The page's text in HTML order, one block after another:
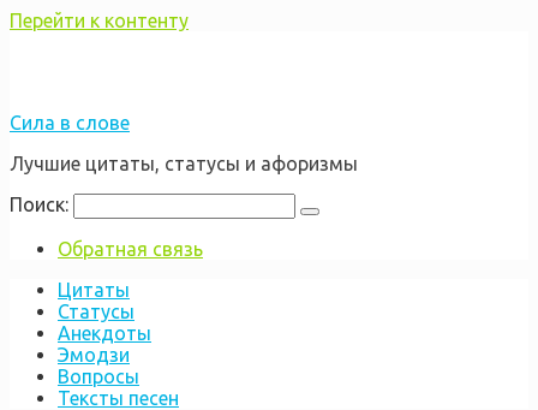
Перейти к контенту
Сила в слове
Лучшие цитаты, статусы и афоризмы
Поиск:
Обратная связь
Цитаты
Статусы
Анекдоты
Эмодзи
Вопросы
Тексты песен